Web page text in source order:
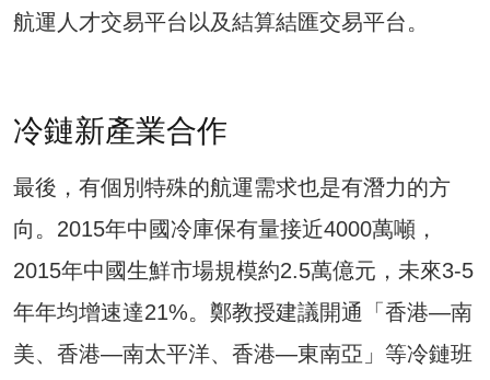
航運人才交易平台以及結算結匯交易平台。
冷鏈新產業合作
最後，有個別特殊的航運需求也是有潛力的方
向。2015年中國冷庫保有量接近4000萬噸，
2015年中國生鮮市場規模約2.5萬億元，未來3-5
年年均增速達21%。鄭教授建議開通「香港—南
美、香港—南太平洋、香港—東南亞」等冷鏈班